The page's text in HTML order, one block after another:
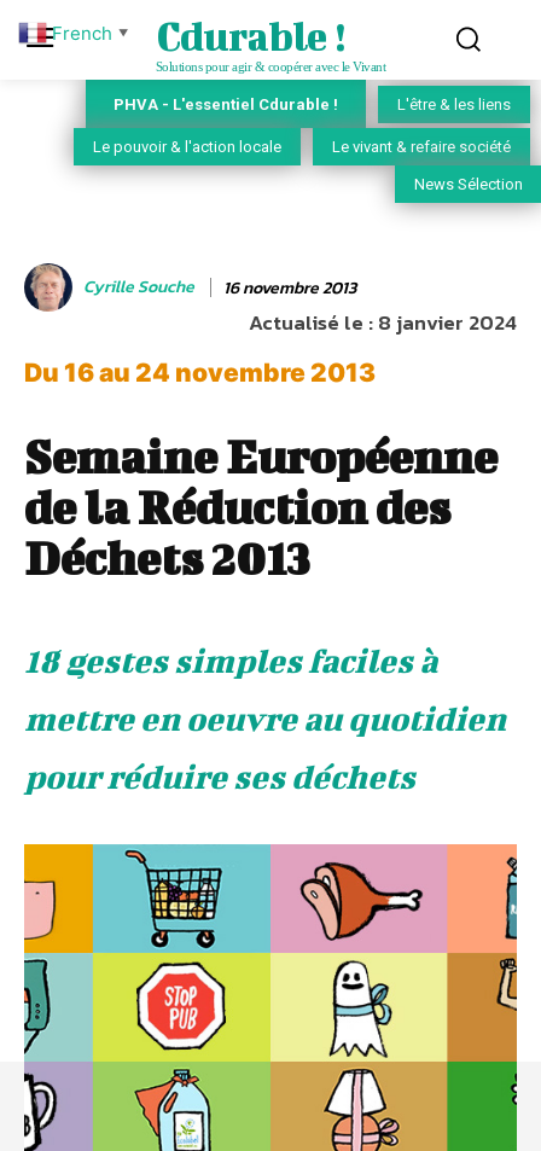
Cdurable !
Solutions pour agir & coopérer avec le Vivant
PHVA - L'essentiel Cdurable ! L'être & les liens
Le pouvoir & l'action locale Le vivant & refaire société
News Sélection
Cyrille Souche 16 novembre 2013
Actualisé le :8 janvier 2024
Du 16 au 24 novembre 2013
Semaine Européenne
de la Réduction des
Déchets 2013
18 gestes simples faciles à
mettre en oeuvre au quotidien
pour réduire ses déchets
French ▼